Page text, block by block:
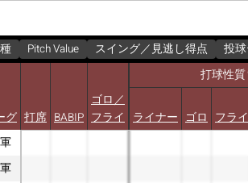
Pitch Value スイング／見逃し得点
投
打球性質
グ 打席 BABIP
ゴロ／
フライ ライナー ゴロ フライ